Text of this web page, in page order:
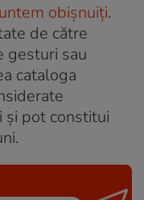
obișnuiți.
de către
gesturi sau
cataloga
și pot constitui